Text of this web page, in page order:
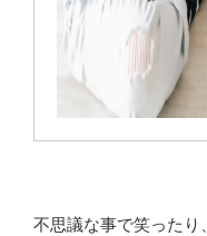
不思議な事で笑ったり、